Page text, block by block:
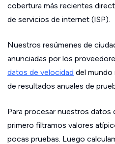
cobertura más recientes
de servicios de internet (ISP).
Nuestros resúmenes de
anunciadas por los
datos de velocidad del mundo
de resultados anuales de
Para procesar nuestros datos
primero filtramos valores
pocas pruebas. Luego